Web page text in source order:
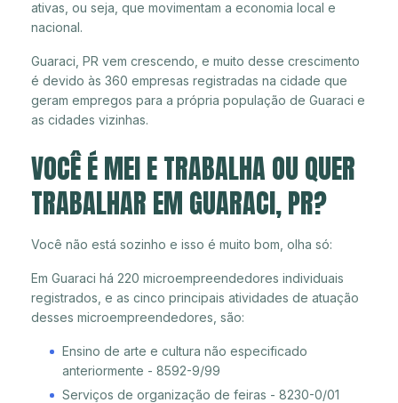
ativas, ou seja, que movimentam a economia local e
nacional.
Guaraci, PR vem crescendo, e muito desse crescimento
é devido às 360 empresas registradas na cidade que
geram empregos para a própria população de Guaraci e
as cidades vizinhas.
VOCÊ É MEI E TRABALHA OU QUER
TRABALHAR EM GUARACI, PR?
Você não está sozinho e isso é muito bom, olha só:
Em Guaraci há 220 microempreendedores individuais
registrados, e as cinco principais atividades de atuação
desses microempreendedores, são:
Ensino de arte e cultura não especificado
anteriormente - 8592-9/99
Serviços de organização de feiras - 8230-0/01